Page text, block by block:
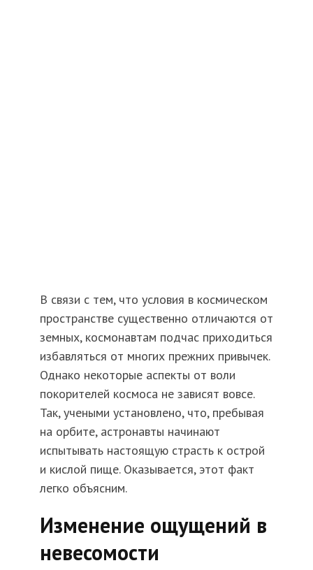
В связи с тем, что условия в космическом
пространстве существенно отличаются от
земных, космонавтам подчас приходиться
избавляться от многих прежних привычек.
Однако некоторые аспекты от воли
покорителей космоса не зависят вовсе.
Так, учеными установлено, что, пребывая
на орбите, астронавты начинают
испытывать настоящую страсть к острой
и кислой пище. Оказывается, этот факт
легко объясним.
Изменение ощущений в
невесомости